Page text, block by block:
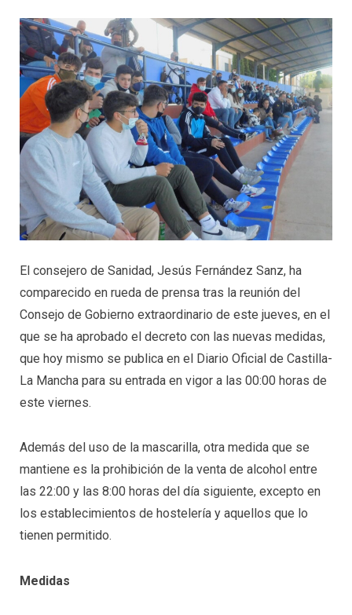
El consejero de Sanidad, Jesús Fernández Sanz, ha
comparecido en rueda de prensa tras la reunión del
Consejo de Gobierno extraordinario de este jueves, en el
que se ha aprobado el decreto con las nuevas medidas,
que hoy mismo se publica en el Diario Oficial de Castilla-
La Mancha para su entrada en vigor a las 00:00 horas de
este viernes.
Además del uso de la mascarilla, otra medida que se
mantiene es la prohibición de la venta de alcohol entre
las 22:00 y las 8:00 horas del día siguiente, excepto en
los establecimientos de hostelería y aquellos que lo
tienen permitido.
Medidas